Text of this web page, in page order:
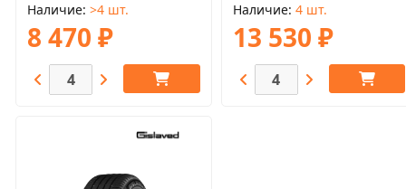
Наличие >4 шт.
8 470 ₽
Наличие 4 шт.
13 530 ₽